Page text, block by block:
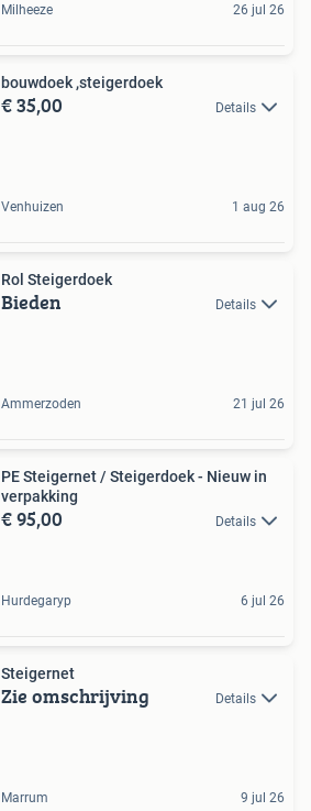
Milheeze 26 jul 26
bouwdoek ,steigerdoek
€ 35,00 Details
Venhuizen 1 aug 26
Rol Steigerdoek
Bieden Details
Ammerzoden 21 jul 26
PE Steigernet / Steigerdoek - Nieuw in
verpakking
€ 95,00 Details
Hurdegaryp 6 jul 26
Steigernet
Zie omschrijving Details
Marrum 9 jul 26